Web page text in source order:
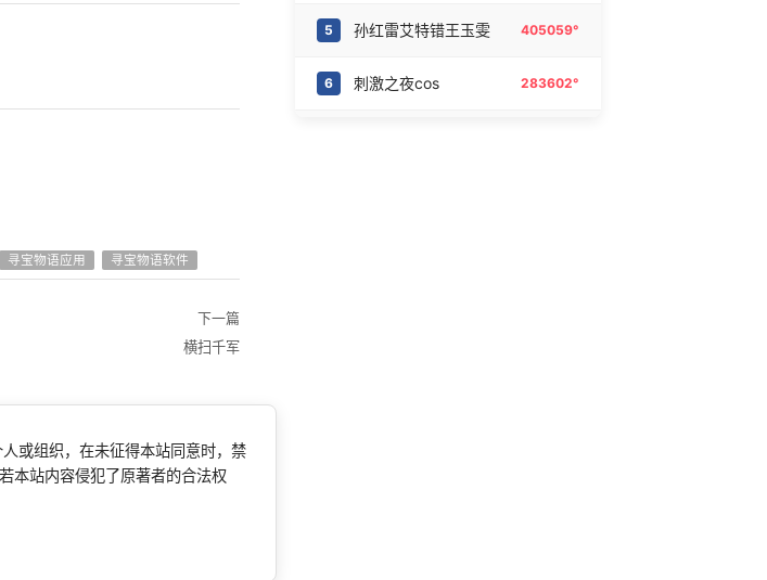
寻宝物语应用 寻宝物语软件
下一篇
横扫千军
或组织，在未征得本站同意时，禁
本站内容侵犯了原著者的合法权
5 孙红雷艾特错王玉雯 405059°
6 刺激之夜cos 283602°